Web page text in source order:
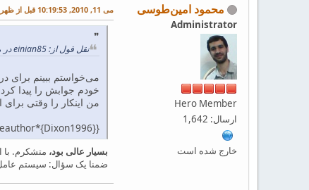
محمود امین‌طوسی
Administrator
Hero Member
ارسال: 1,642
خارج شده است
می 11, 2010, 10:19:53 قبل از ظهر
نقل قول از: einian85 در می 11, 2010, 09:46:14 قبل از ظهر
می‌خواستم ببینم برای
خودم جوابش را پیدا
من اینکار را وقتی
بسیار عالی بود، متشکرم. با
ضمنا یک سؤال: سیستم